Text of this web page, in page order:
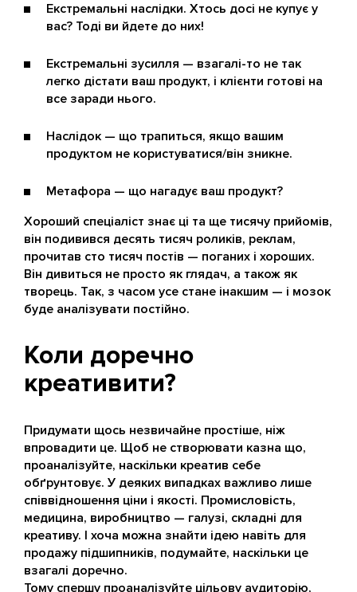
Екстремальні наслідки. Хтось досі не купує у
вас? Тоді ви йдете до них!
Екстремальні зусилля — взагалі-то не так
легко дістати ваш продукт, і клієнти готові на
все заради нього.
Наслідок — що трапиться, якщо вашим
продуктом не користуватися/він зникне.
Метафора — що нагадує ваш продукт?
Хороший спеціаліст знає ці та ще тисячу прийомів,
він подивився десять тисяч роликів, реклам,
прочитав сто тисяч постів — поганих і хороших.
Він дивиться не просто як глядач, а також як
творець. Так, з часом усе стане інакшим — і мозок
буде аналізувати постійно.
Коли доречно
креативити?
Придумати щось незвичайне простіше, ніж
впровадити це. Щоб не створювати казна що,
проаналізуйте, наскільки креатив себе
обґрунтовує. У деяких випадках важливо лише
співвідношення ціни і якості. Промисловість,
медицина, виробництво — галузі, складні для
креативу. І хоча можна знайти ідею навіть для
продажу підшипників, подумайте, наскільки це
взагалі доречно.
Тому спершу проаналізуйте цільову аудиторію,